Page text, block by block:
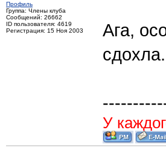
Профиль
Группа: Члены клуба
Сообщений: 26662
ID пользователя: 4619
Регистрация: 15 Ноя 2003
Ага,
У